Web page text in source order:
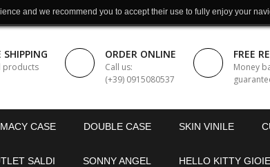
SHIPPING
products
ORDER ONLINE
Call us:
(+39) 0915080537
FREE
Money
CASE DOUBLE CASE SKIN VINILE
SALDI SONNY ANGEL HELLO KITTY
and we recommend you to accept their use to fully enjoy your